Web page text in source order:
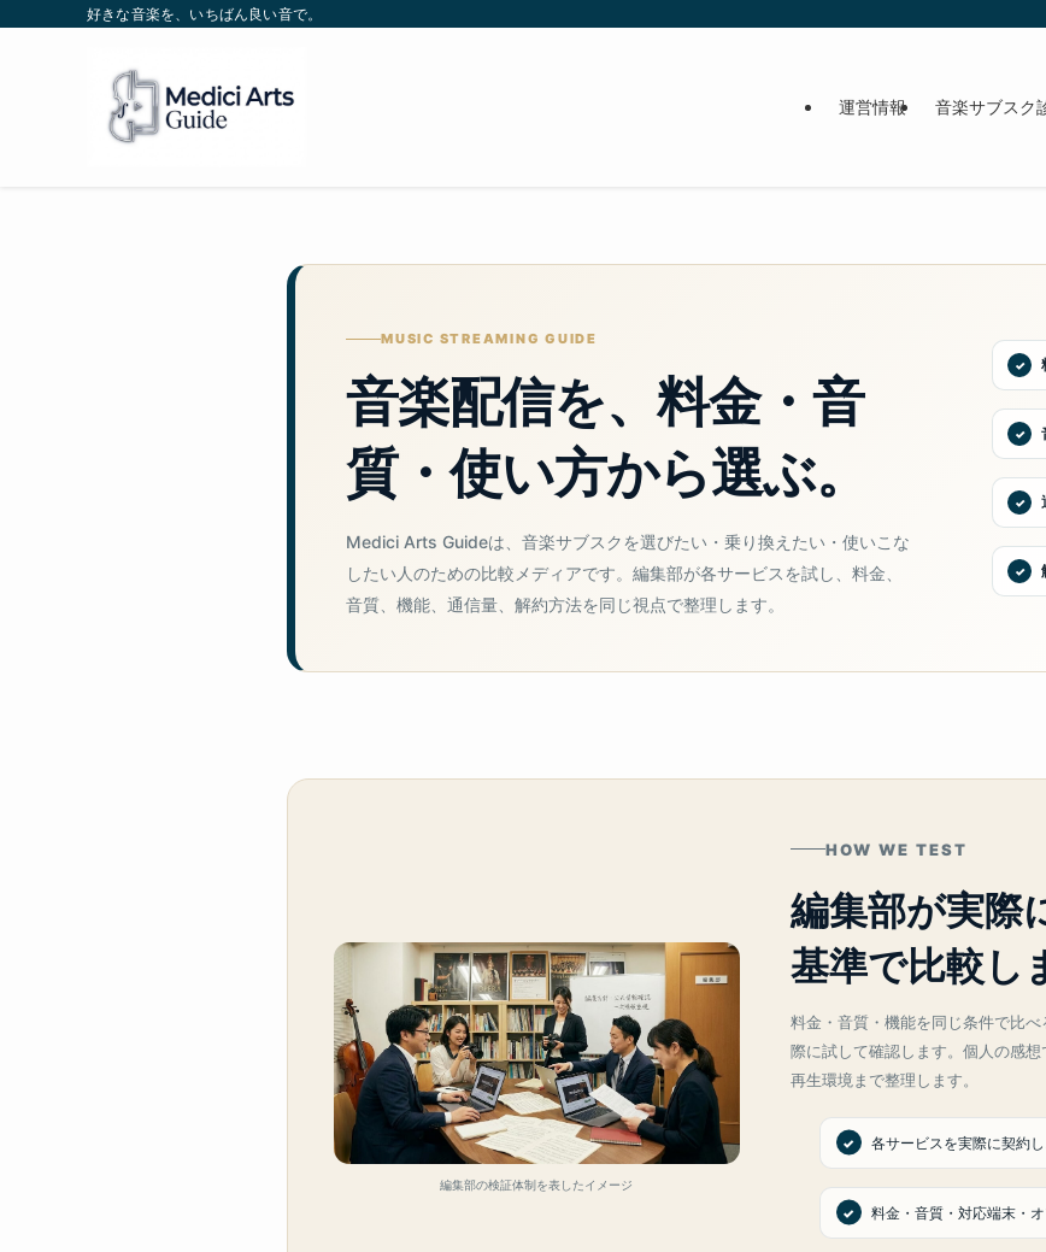
好きな音楽を、いちばん良い音で。
運営情報 音楽サブスク
MUSIC STREAMING GUIDE
音楽配信を、料金・音
質・使い方から選ぶ。
Medici Arts Guideは、音楽サブスクを選びたい・乗り換えたい・使いこな
したい人のための比較メディアです。編集部が各サービスを試し、料金、
音質、機能、通信量、解約方法を同じ視点で整理します。
編集部の検証体制を表したイメージ
HOW WE TEST
編集部が実際
基準で比較し
料金・音質・機能を同じ条件で比
際に試して確認します。個人の感
再生環境まで整理します。
各サービスを実際に契約
料金・音質・対応端末・